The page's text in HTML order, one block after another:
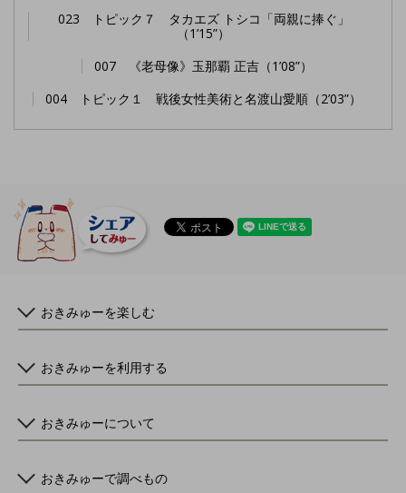
023 トピック７ タカエズ トシコ「両親に捧ぐ」
（1’15”）
007 《老母像》玉那覇 正吉（1’08”）
004 トピック１ 戦後女性美術と名渡山愛順（2’03”）
おきみゅーを楽しむ
おきみゅーを利用する
おきみゅーについて
おきみゅーで調べもの